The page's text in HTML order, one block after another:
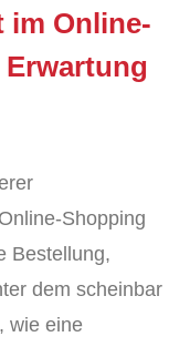
im Online-
Shopping
Bestellung,
dem scheinbar
wie eine